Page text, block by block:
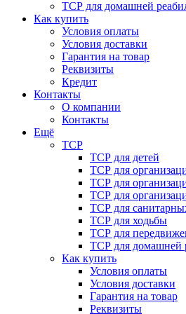
ТСР для домашней
Как купить
Условия оплаты
Условия доставки
Гарантия на товар
Реквизиты
Кредит
Контакты
О компании
Контакты
Ещё
ТСР
ТСР для детей
ТСР для
ТСР для
ТСР для
ТСР для
ТСР для ходьбы
ТСР для
ТСР для домашней
Как купить
Условия оплаты
Условия доставки
Гарантия на товар
Реквизиты